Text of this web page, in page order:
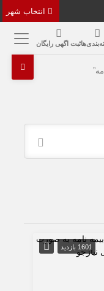
ثبت اگهی رایگان
1601 بازدید